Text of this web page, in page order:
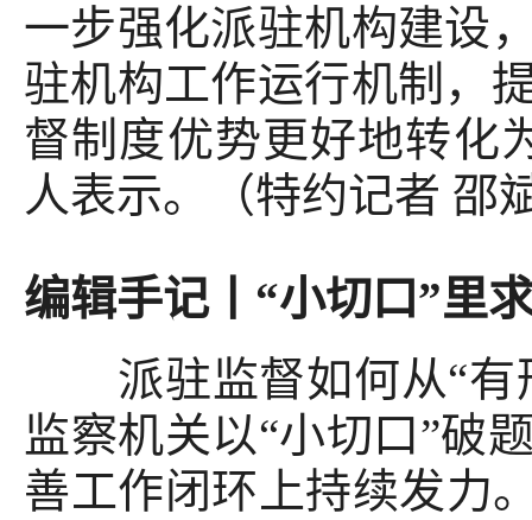
一步强化派驻机构建设
驻机构工作运行机制，
督制度优势更好地转化
人表示。（特约记者 邵
编辑手记丨“小切口”里
派驻监督如何从“有
监察机关以“小切口”破
善工作闭环上持续发力